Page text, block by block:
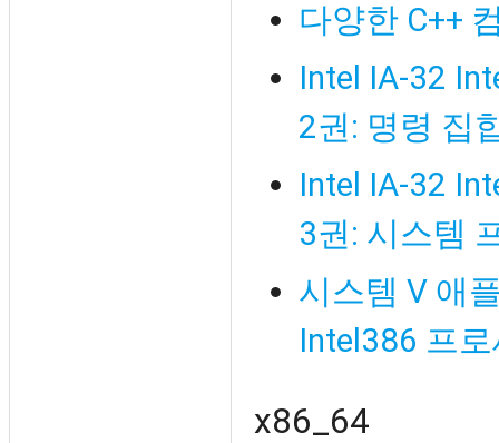
다양한 C++
Intel IA-32
2권: 명령 집
Intel IA-32
3권: 시스템
시스템 V 애
Intel386 프
x86_64